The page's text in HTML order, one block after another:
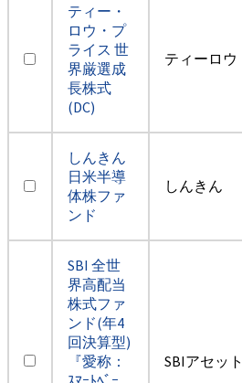
ティー・
ロウ・プ
ライス 世
界厳選成
長株式
(DC)
ティーロウ
しんきん
日米半導
体株ファ
ンド
しんきん
SBI 全世
界高配当
株式ファ
ンド(年4
回決算型)
『愛称：
SBIアセット